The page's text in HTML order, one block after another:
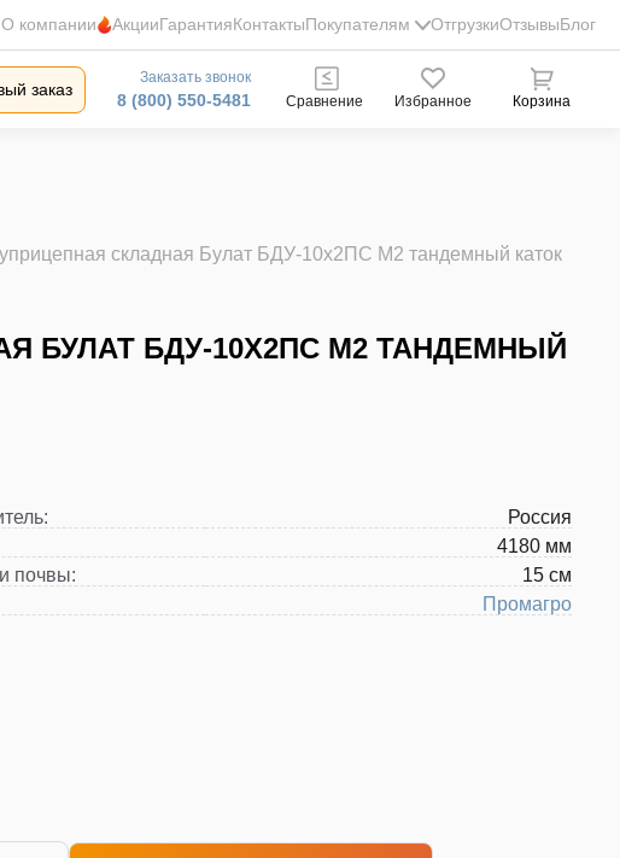
О компании АкцииГарантияКонтактыПокупателям ОтгрузкиОтзывыБлог
заказ
Заказать звонок
8 (800) 550-5481 Сравнение Избранное Корзина
складная Булат БДУ-10х2ПС М2 тандемный каток
БУЛАТ БДУ-10Х2ПС М2 ТАНДЕМНЫЙ
:
Россия
4180 мм
почвы:
15 см
Промагро